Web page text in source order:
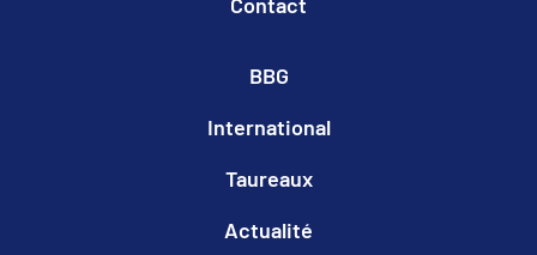
BBG
International
Taureaux
Actualité